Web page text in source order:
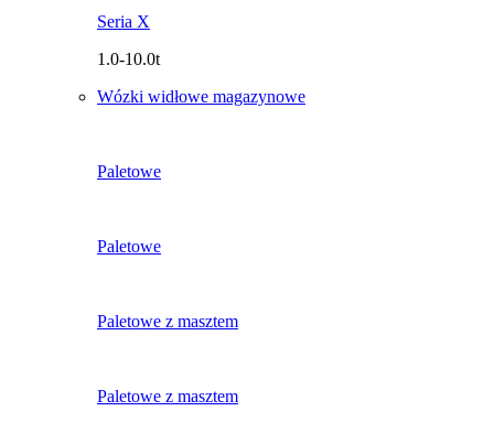
Seria X
1.0-10.0t
Wózki widłowe magazynowe
Paletowe
Paletowe
Paletowe z masztem
Paletowe z masztem